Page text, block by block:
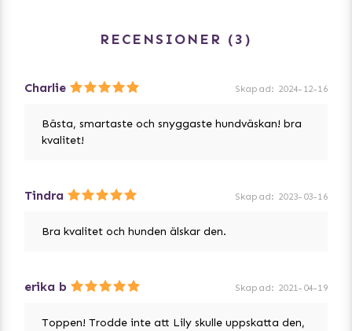
RECENSIONER 3
Charlie Skapad: 2024-12-16
Bästa, smartaste och snyggaste hundväskan! bra
kvalitet!
Tindra Skapad: 2023-03-16
Bra kvalitet och hunden älskar den.
erika b Skapad: 2021-04-19
Toppen! Trodde inte att Lily skulle uppskatta den,